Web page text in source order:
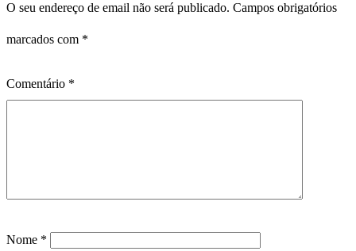
O seu endereço de email não será publicado. Campos obrigatórios
marcados com *
Comentário *
Nome *